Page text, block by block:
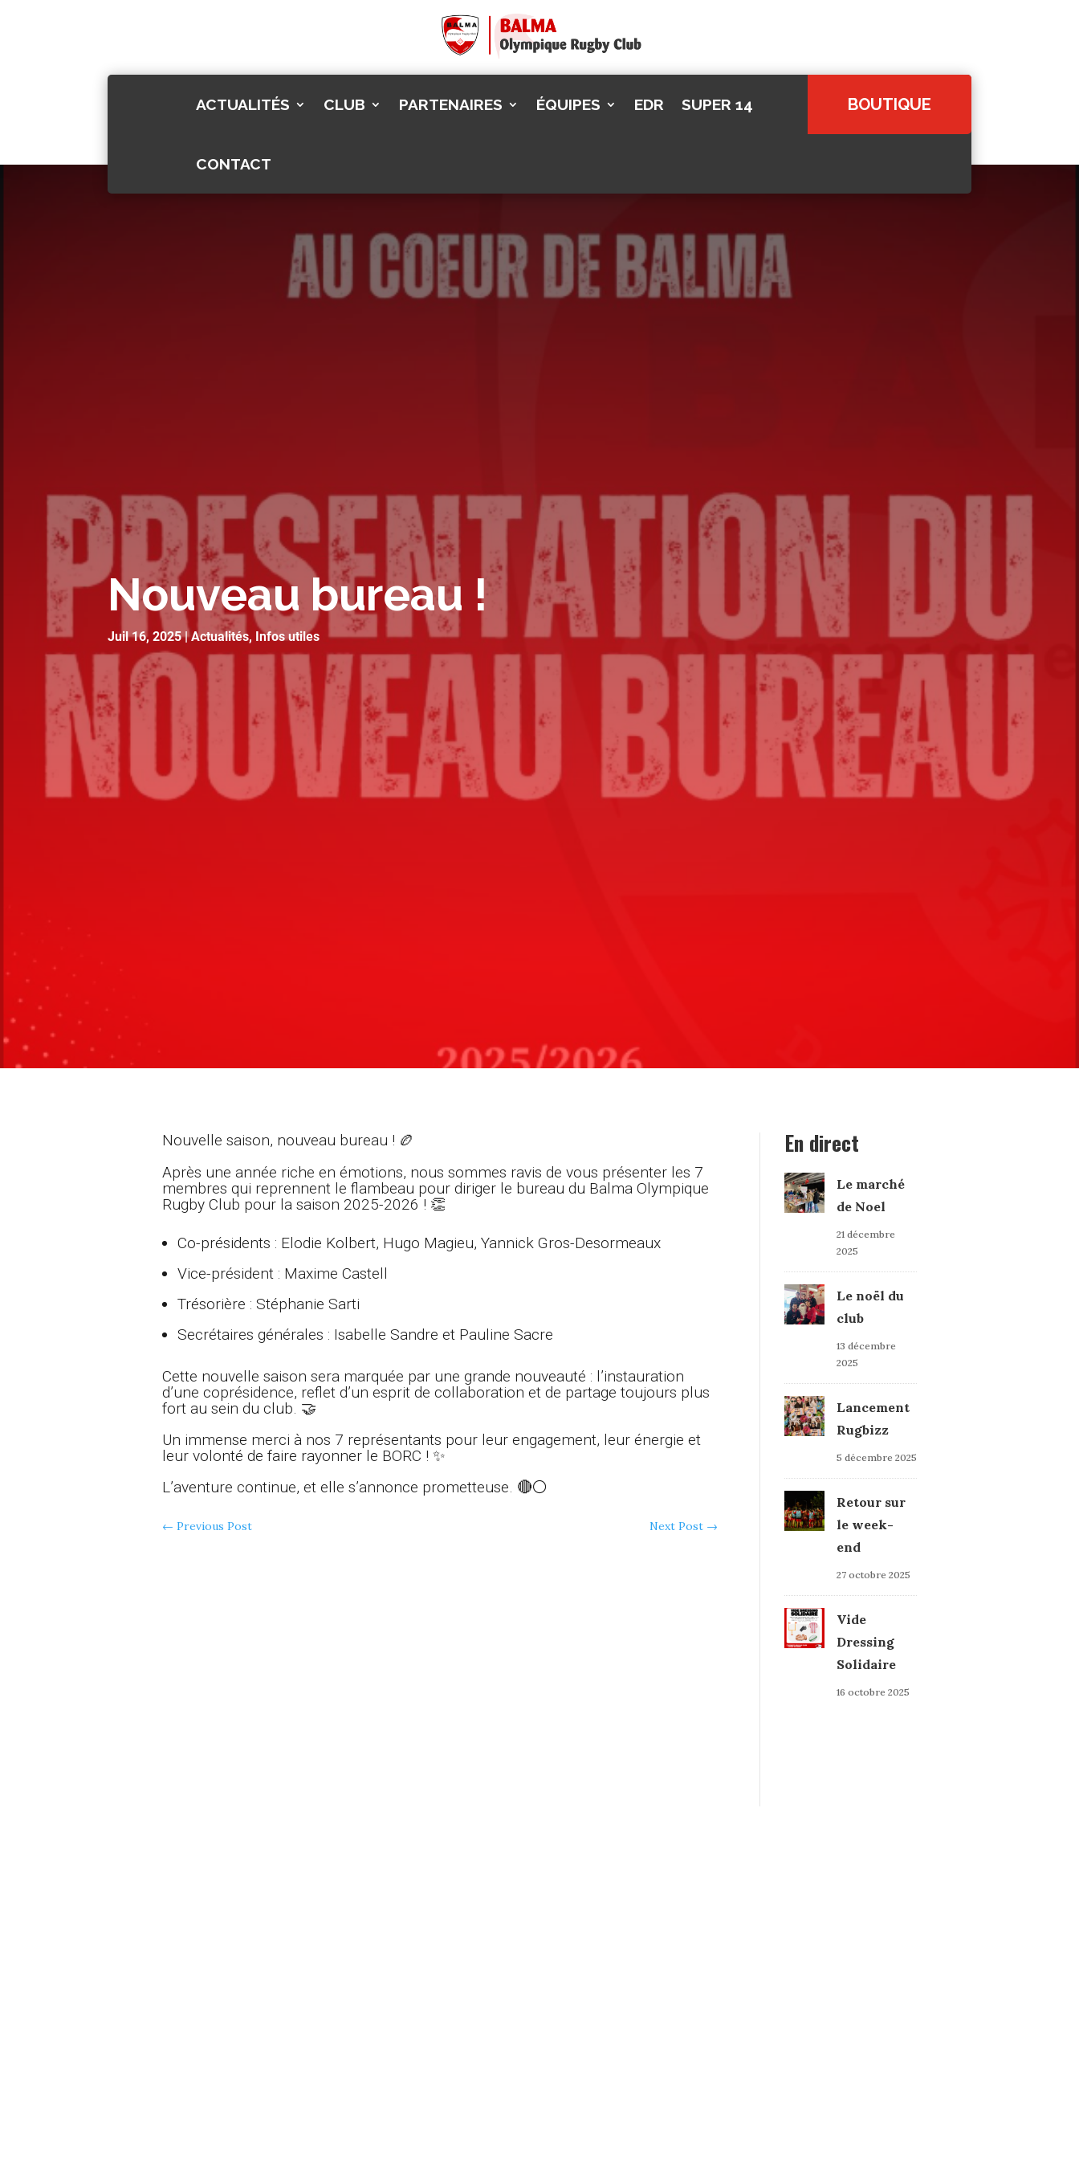
ACTUALITÉS CLUB PARTENAIRES ÉQUIPES EDR SUPER 14
CONTACT
BOUTIQUE
Nouveau bureau !
Juil 16, 2025|Actualités, Infos utiles
Nouvelle saison, nouveau bureau ! 🏉
Après une année riche en émotions, nous sommes ravis de vous présenter les 7
membres qui reprennent le flambeau pour diriger le bureau du Balma Olympique
Rugby Club pour la saison 2025-2026 ! 👏
Co-présidents : Elodie Kolbert, Hugo Magieu, Yannick Gros-Desormeaux
Vice-président : Maxime Castell
Trésorière : Stéphanie Sarti
Secrétaires générales : Isabelle Sandre et Pauline Sacre
Cette nouvelle saison sera marquée par une grande nouveauté : l’instauration
d’une coprésidence, reflet d’un esprit de collaboration et de partage toujours plus
fort au sein du club. 🤝
Un immense merci à nos 7 représentants pour leur engagement, leur énergie et
leur volonté de faire rayonner le BORC ! ✨
L’aventure continue, et elle s’annonce prometteuse. 🔴⚪
← Previous Post Next Post →
En direct
Le marché
de Noel
21 décembre
2025
Le noël du
club
13 décembre
2025
Lancement
Rugbizz
5 décembre 2025
Retour sur
le week-
end
27 octobre 2025
Vide
Dressing
Solidaire
16 octobre 2025